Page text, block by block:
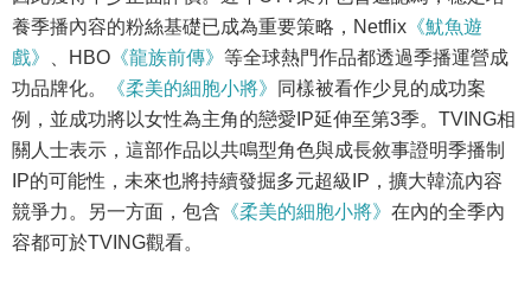
養季播內容的粉絲基礎已成為重要策略，Netflix 《魷魚遊
戲》
、HBO 《龍族前傳》 等全球熱門作品都透過季播運營成
功品牌化。
《柔美的細胞小將》
同樣被看作少見的成功案
例，並成功將以女性為主角的戀愛IP延伸至第3季。TVING相
關人士表示，這部作品以共鳴型角色與成長敘事證明季播制
IP的可能性，未來也將持續發掘多元超級IP，擴大韓流內容
競爭力。另一方面，包含 《柔美的細胞小將》 在內的全季內
容都可於TVING觀看。